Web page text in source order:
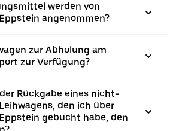
werden von
angenommen?
zur Abholung am
zur Verfügung?
Rückgabe eines nicht-
den ich über
gebucht habe, den